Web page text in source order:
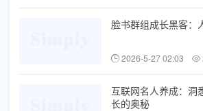
脸书群组成长黑客：
2026-5-27 02:03
互联网名人养成：洞
长的奥秘